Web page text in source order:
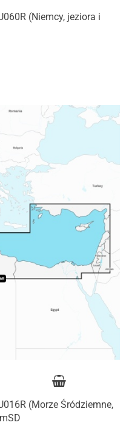
(Niemcy, jeziora i
(Morze Śródziemne,